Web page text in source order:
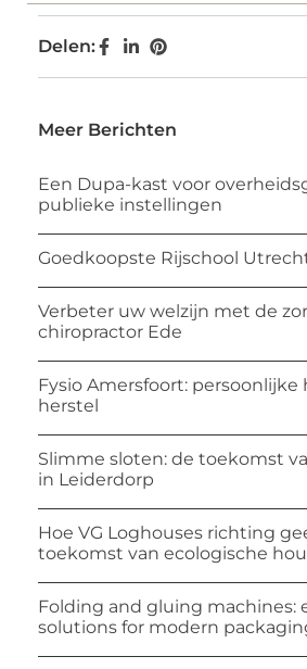
Delen:
Meer Berichten
Een Dupa-kast voor
publieke instellingen
Goedkoopste Rijschool
Verbeter uw welzijn met de
chiropractor Ede
Fysio Amersfoort:
herstel
Slimme sloten: de toekomst
in Leiderdorp
Hoe VG Loghouses richting
toekomst van ecologische
Folding and gluing machines:
solutions for modern